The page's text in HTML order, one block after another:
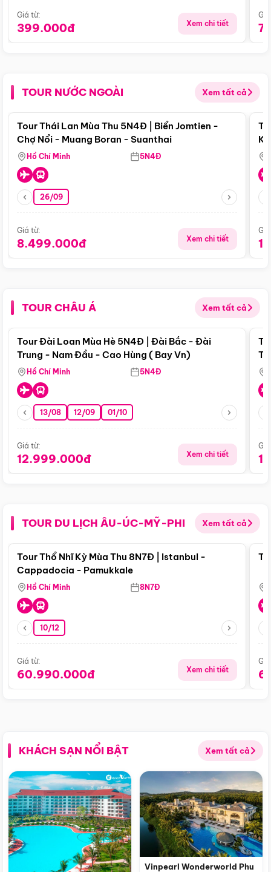
Giá từ:
399.000đ Xem chi tiết
TOUR NƯỚC NGOÀI Xem tất cả
Điểm nổi bật
Tour Thái Lan Mùa Thu 5N4Đ | Biển Jomtien -
Chợ Nổi - Muang Boran - Suanthai
Hồ Chí Minh 5N4Đ
26/09
Giá từ:
8.499.000đ Xem chi tiết
TOUR CHÂU Á Xem tất cả
Điểm nổi bật
Tour Đài Loan Mùa Hè 5N4Đ | Đài Bắc - Đài
Trung - Nam Đầu - Cao Hùng ( Bay Vn)
Hồ Chí Minh 5N4Đ
13/08 12/09 01/10
Giá từ:
12.999.000đ Xem chi tiết
TOUR DU LỊCH ÂU-ÚC-MỸ-PHI Xem tất cả
Điểm nổi bật
Tour Thổ Nhĩ Kỳ Mùa Thu 8N7Đ | Istanbul -
Cappadocia - Pamukkale
Hồ Chí Minh 8N7Đ
10/12
Giá từ:
60.990.000đ Xem chi tiết
KHÁCH SẠN NỔI BẬT Xem tất cả
Vinpearl Wonderworld Phu